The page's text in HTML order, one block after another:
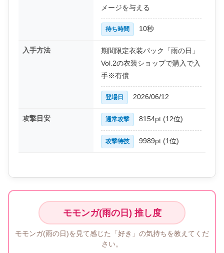
メージを与える
待ち時間 10秒
入手方法
期間限定衣装パック「雨の日」
Vol.2の衣装ショップで購入で入
手※有償
登場日 2026/06/12
攻撃目安 通常攻撃 8154pt (12位)
攻撃特技 9989pt (1位)
モモンガ(雨の日) 推し度
モモンガ(雨の日)を見て感じた「好き」の気持ちを教えてくだ
さい。